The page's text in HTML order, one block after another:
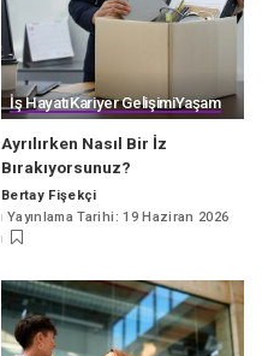
İş HayatıKariyer GelişimiYaşam
Ayrılırken Nasıl Bir İz
Bırakıyorsunuz?
Posted
by
Bertay Fişekçi
Yayınlama Tarihi: 19 Haziran 2026